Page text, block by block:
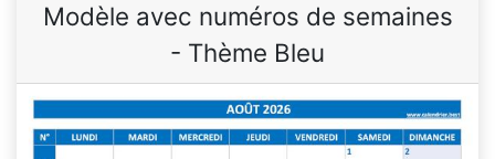
Modèle avec numéros de semaines
- Thème Bleu